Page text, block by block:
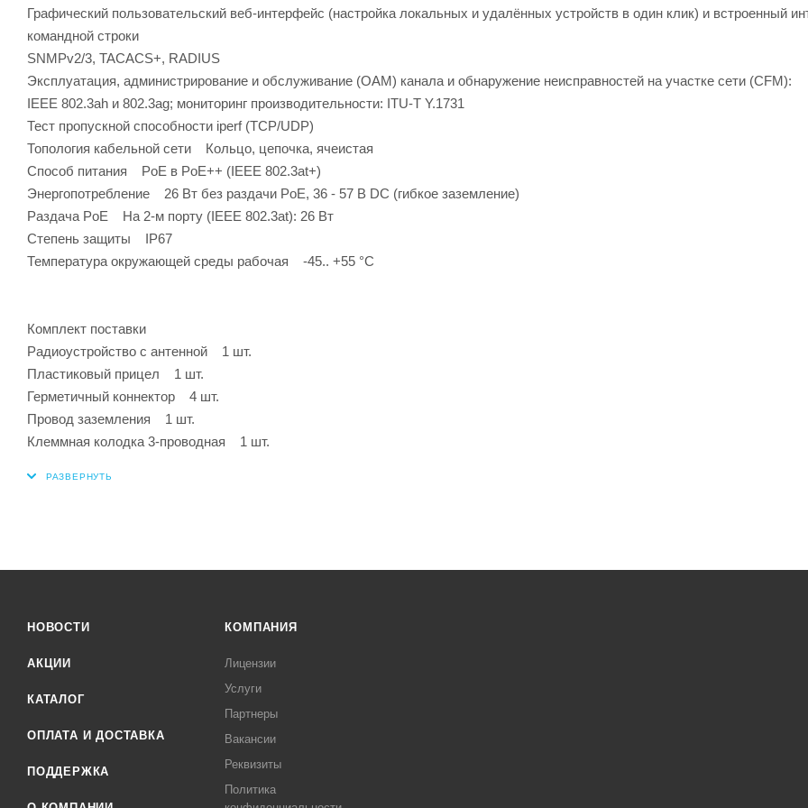
Графический пользовательский веб-интерфейс (настройка локальных и удалённых устройств в один клик) и встроенный
командной строки
SNMPv2/3, TACACS+, RADIUS
Эксплуатация, администрирование и обслуживание (OAM) канала и обнаружение неисправностей на участке сети (CFM):
IEEE 802.3ah и 802.3ag; мониторинг производительности: ITU-T Y.1731
Тест пропускной способности iperf (TCP/UDP)
Топология кабельной сети Кольцо, цепочка, ячеистая
Способ питания PoE в PoE++ (IEEE 802.3at+)
Энергопотребление 26 Вт без раздачи PoE, 36 - 57 В DC (гибкое заземление)
Раздача PoE На 2-м порту (IEEE 802.3at): 26 Вт
Степень защиты IP67
Температура окружающей среды рабочая -45.. +55 °С
Комплект поставки
Радиоустройство с антенной 1 шт.
Пластиковый прицел 1 шт.
Герметичный коннектор 4 шт.
Провод заземления 1 шт.
Клеммная колодка 3-проводная 1 шт.
НОВОСТИ
АКЦИИ
КАТАЛОГ
ОПЛАТА И ДОСТАВКА
ПОДДЕРЖКА
КОМПАНИЯ
Лицензии
Услуги
Партнеры
Вакансии
Реквизиты
Политика